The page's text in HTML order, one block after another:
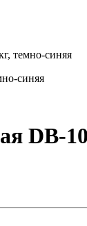
темно-синяя
синяя
DB-